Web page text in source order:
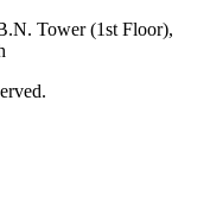
B.N. Tower (1st Floor),